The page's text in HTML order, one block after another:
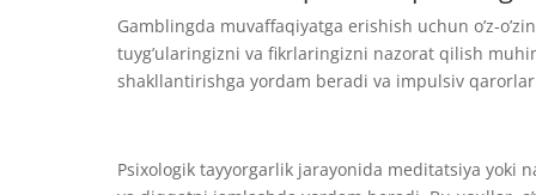
Gamblingda muvaffaqiyatga erishish uchun o’z-
tuyg’ularingizni va fikrlaringizni nazorat qilish
shakllantirishga yordam beradi va impulsiv
Psixologik tayyorgarlik jarayonida meditatsiya yoki